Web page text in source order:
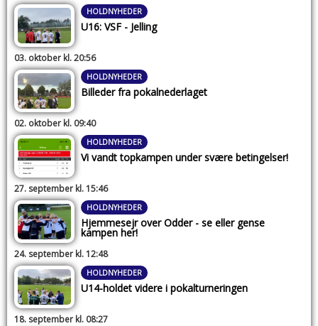
HOLDNYHEDER
U16: VSF - Jelling
03. oktober kl. 20:56
HOLDNYHEDER
Billeder fra pokalnederlaget
02. oktober kl. 09:40
HOLDNYHEDER
Vi vandt topkampen under svære betingelser!
27. september kl. 15:46
HOLDNYHEDER
Hjemmesejr over Odder - se eller gense
kampen her!
24. september kl. 12:48
HOLDNYHEDER
U14-holdet videre i pokalturneringen
18. september kl. 08:27